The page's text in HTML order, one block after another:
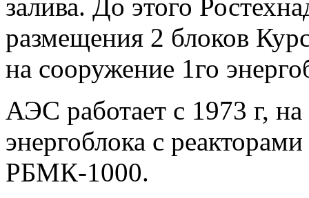
залива. До этого
размещения 2 блоков
на сооружение 1го
АЭС работает с 1973 г,
энергоблока с
РБМК-1000.